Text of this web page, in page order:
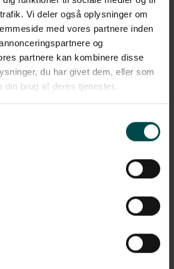
Vi deler også oplysninger om
med vores partnere inden
og
partnere kan kombinere disse
du har givet dem, eller som
din brug af deres tjenester.
fra Zebra er et rigtig godt valg, hvis du
længerevarende holdbarhed. Etiketten
sig på etiketten. Derudover falmer
2000D, 880154-025